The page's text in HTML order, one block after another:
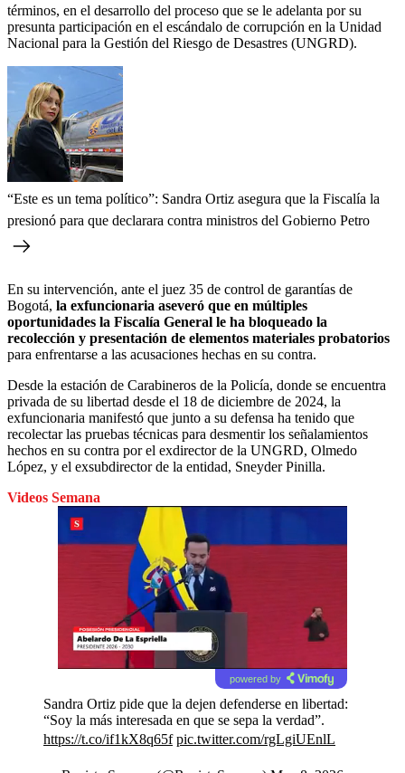
términos, en el desarrollo del proceso que se le adelanta por su
presunta participación en el escándalo de corrupción en la Unidad
Nacional para la Gestión del Riesgo de Desastres (UNGRD).
“Este es un tema político”: Sandra Ortiz asegura que la Fiscalía la
presionó para que declarara contra ministros del Gobierno Petro
En su intervención, ante el juez 35 de control de garantías de
Bogotá, la exfuncionaria aseveró que en múltiples
oportunidades la Fiscalía General le ha bloqueado la
recolección y presentación de elementos materiales probatorios
para enfrentarse a las acusaciones hechas en su contra.
Desde la estación de Carabineros de la Policía, donde se encuentra
privada de su libertad desde el 18 de diciembre de 2024, la
exfuncionaria manifestó que junto a su defensa ha tenido que
recolectar las pruebas técnicas para desmentir los señalamientos
hechos en su contra por el exdirector de la UNGRD, Olmedo
López, y el exsubdirector de la entidad, Sneyder Pinilla.
Videos Semana
powered by
Sandra Ortiz pide que la dejen defenderse en libertad:
“Soy la más interesada en que se sepa la verdad”.
https://t.co/if1kX8q65f pic.twitter.com/rgLgiUEnlL